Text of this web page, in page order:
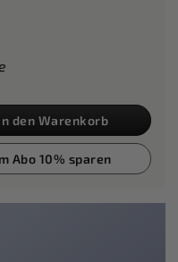
den Warenkorb
Abo 10% sparen